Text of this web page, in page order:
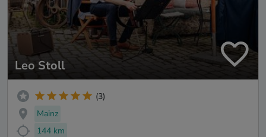
Leo Stoll
(3)
Mainz
144 km